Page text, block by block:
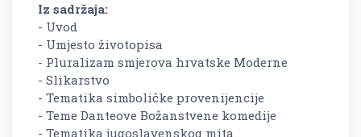
Iz sadržaja:
- Uvod
- Umjesto životopisa
- Pluralizam smjerova hrvatske Moderne
- Slikarstvo
- Tematika simboličke provenijencije
- Teme Danteove Božanstvene komedije
- Tematika jugoslavenskog mita